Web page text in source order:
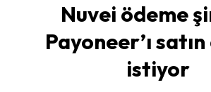
Nuvei ödeme
Payoneer’ı
istiyor